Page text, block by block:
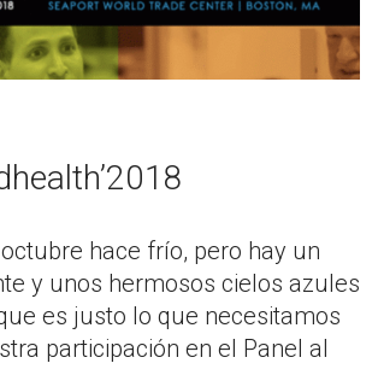
hace frío, pero hay un
y unos hermosos cielos azules
es justo lo que necesitamos
participación en el Panel al